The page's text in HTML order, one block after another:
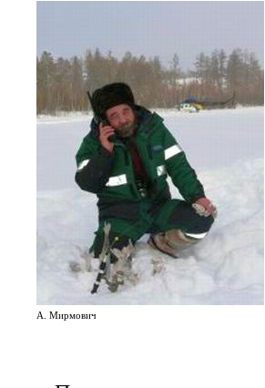
А. Мирмович